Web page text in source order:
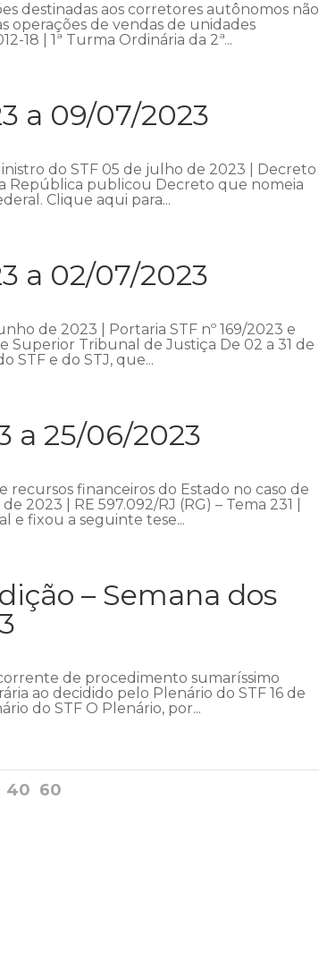
destinadas aos corretores autônomos não
operações de vendas de unidades
18 | 1ª Turma Ordinária da 2ª...
a 09/07/2023
do STF 05 de julho de 2023 | Decreto
República publicou Decreto que nomeia
Clique aqui para...
a 02/07/2023
de 2023 | Portaria STF nº 169/2023 e
Superior Tribunal de Justiça De 02 a 31 de
STF e do STJ, que...
a 25/06/2023
financeiros do Estado no caso de
| RE 597.092/RJ (RG) – Tema 231 |
e fixou a seguinte tese...
– Semana dos
de procedimento sumaríssimo
ao decidido pelo Plenário do STF 16 de
do STF O Plenário, por...
40 60